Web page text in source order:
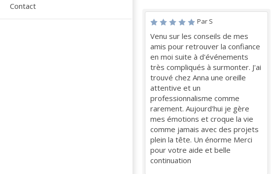
Contact
Par S
Venu sur les conseils de mes
amis pour retrouver la confiance
en moi suite à d'événements
très compliqués à surmonter. J'ai
trouvé chez Anna une oreille
attentive et un
professionnalisme comme
rarement. Aujourd'hui je gère
mes émotions et croque la vie
comme jamais avec des projets
plein la tête. Un énorme Merci
pour votre aide et belle
continuation